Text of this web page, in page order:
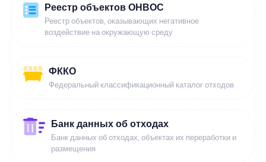
Реестр объектов ОНВОС
Реестр объектов, оказывающих негативное
воздействие на окружающую среду
ФККО
Федеральный классификационный каталог отходов
Банк данных об отходах
Банк данных об отходах, объектах их переработки и
размещения